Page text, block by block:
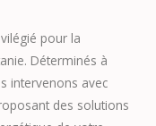
pour la
Déterminés à
intervenons avec
des solutions